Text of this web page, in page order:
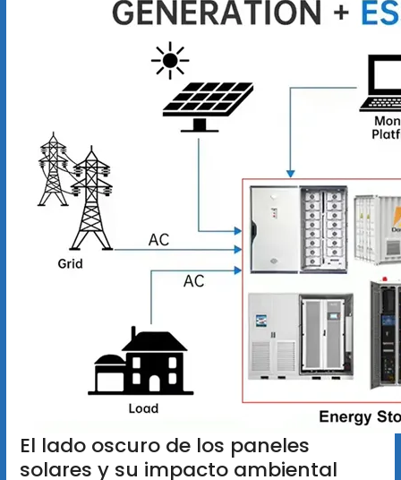
El lado oscuro de los paneles
solares y su impacto ambiental